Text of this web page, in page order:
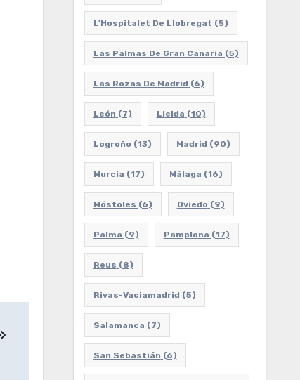
L'Hospitalet De Llobregat (5)
Las Palmas De Gran Canaria (5)
Las Rozas De Madrid (6)
León (7) Lleida (10)
Logroño (13) Madrid (90)
Murcia (17) Málaga (16)
Móstoles (6) Oviedo (9)
Palma (9) Pamplona (17)
Reus (8)
Rivas-Vaciamadrid (5)
Salamanca (7)
San Sebastián (6)